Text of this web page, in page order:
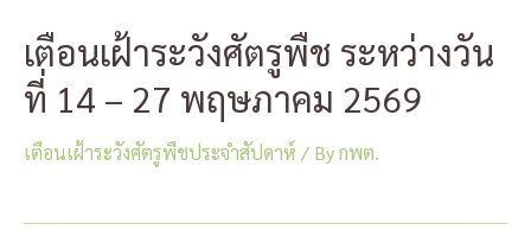
เตือนเฝ้าระวังศัตรูพืช ระหว่างวัน
ที่ 14 – 27 พฤษภาคม 2569
เตือนเฝ้าระวังศัตรูพืชประจำสัปดาห์ / Byกพต.